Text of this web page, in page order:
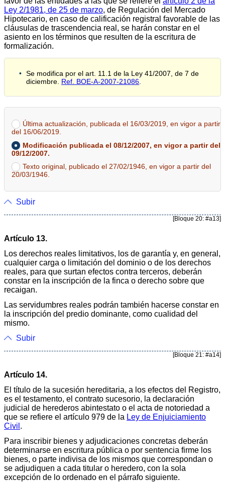
Ley 2/1981, de 25 de marzo, de Regulación del Mercado
Hipotecario, en caso de calificación registral favorable de las
cláusulas de trascendencia real, se harán constar en el
asiento en los términos que resulten de la escritura de
formalización.
Se modifica por el art. 11.1 de la Ley 41/2007, de 7 de
diciembre. Ref. BOE-A-2007-21086
Última actualización, publicada el 16/03/2019, en vigor a partir
del 16/06/2019.
Modificación publicada el 08/12/2007, en vigor a partir del
09/12/2007.
Texto original, publicado el 27/02/1946, en vigor a partir del
20/03/1946.
Subir
[Bloque 20: #a13]
Artículo 13.
Los derechos reales limitativos, los de garantía y, en general,
cualquier carga o limitación del dominio o de los derechos
reales, para que surtan efectos contra terceros, deberán
constar en la inscripción de la finca o derecho sobre que
recaigan.
Las servidumbres reales podrán también hacerse constar en
la inscripción del predio dominante, como cualidad del
mismo.
Subir
[Bloque 21: #a14]
Artículo 14.
El título de la sucesión hereditaria, a los efectos del Registro,
es el testamento, el contrato sucesorio, la declaración
judicial de herederos abintestato o el acta de notoriedad a
que se refiere el artículo 979 de la Ley de Enjuiciamiento
Civil .
Para inscribir bienes y adjudicaciones concretas deberán
determinarse en escritura pública o por sentencia firme los
bienes, o parte indivisa de los mismos que correspondan o
se adjudiquen a cada titular o heredero, con la sola
excepción de lo ordenado en el párrafo siguiente.